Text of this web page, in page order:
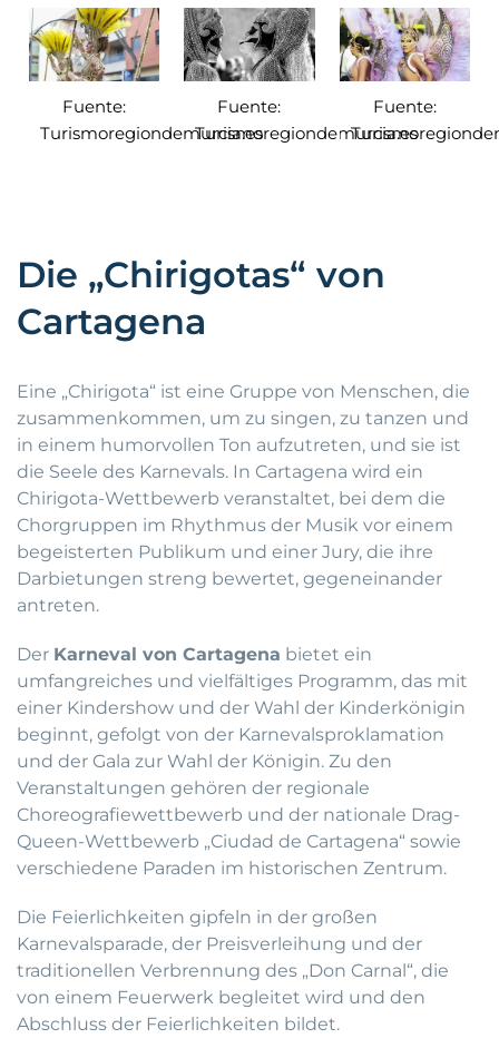
Fuente:
Turismoregiondemurcia.es
Fuente:
Turismoregiondemurcia.es
Fuente:
Die „Chirigotas“ von
Cartagena
Eine „Chirigota“ ist eine Gruppe von Menschen, die
zusammenkommen, um zu singen, zu tanzen und
in einem humorvollen Ton aufzutreten, und sie ist
die Seele des Karnevals. In Cartagena wird ein
Chirigota-Wettbewerb veranstaltet, bei dem die
Chorgruppen im Rhythmus der Musik vor einem
begeisterten Publikum und einer Jury, die ihre
Darbietungen streng bewertet, gegeneinander
antreten.
Der Karneval von Cartagena bietet ein
umfangreiches und vielfältiges Programm, das mit
einer Kindershow und der Wahl der Kinderkönigin
beginnt, gefolgt von der Karnevalsproklamation
und der Gala zur Wahl der Königin. Zu den
Veranstaltungen gehören der regionale
Choreografiewettbewerb und der nationale Drag-
Queen-Wettbewerb „Ciudad de Cartagena“ sowie
verschiedene Paraden im historischen Zentrum.
Die Feierlichkeiten gipfeln in der großen
Karnevalsparade, der Preisverleihung und der
traditionellen Verbrennung des „Don Carnal“, die
von einem Feuerwerk begleitet wird und den
Abschluss der Feierlichkeiten bildet.